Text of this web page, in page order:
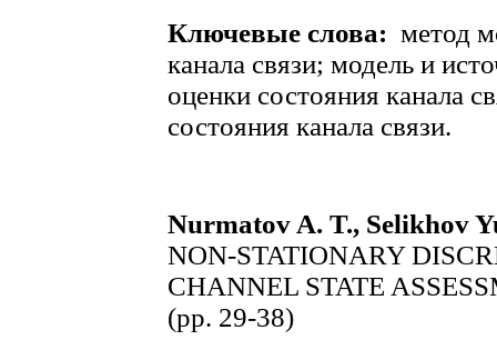
Ключевые слова: метод
канала связи; модель и
оценки состояния канала
состояния канала связи.
Nurmatov A. T., Selikhov
NON-STATIONARY
CHANNEL STATE
(pp. 29-38)